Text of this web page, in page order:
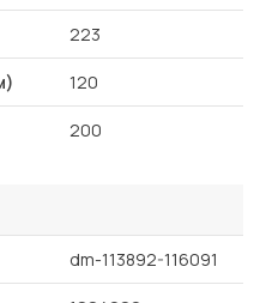
223
120
200
dm-113892-116091